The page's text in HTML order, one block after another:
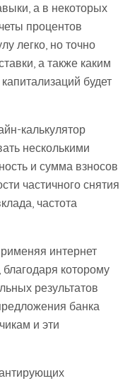
а в некоторых
процентов
легко, но точно
а также каким
будет
калькулятор
несколькими
и сумма взносов
частичного снятия
частота
интернет
которому
результатов
банка
и эти